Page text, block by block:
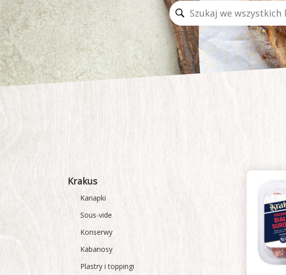
Krakus
Kanapki
Sous-vide
Konserwy
Kabanosy
Plastry i toppingi